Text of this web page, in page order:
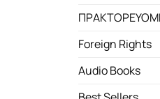
Foreign Rights
Audio Books